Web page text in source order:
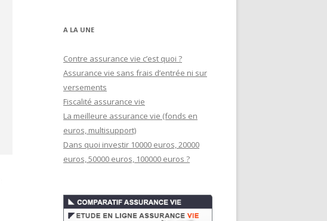
A LA UNE
Contre assurance vie c’est quoi ?
Assurance vie sans frais d’entrée ni sur
versements
Fiscalité assurance vie
La meilleure assurance vie (fonds en
euros, multisupport)
Dans quoi investir 10000 euros, 20000
euros, 50000 euros, 100000 euros ?